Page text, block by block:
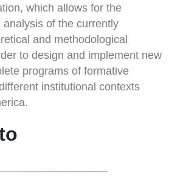
which allows for the
of the currently
and methodological
to design and implement new
programs of formative
institutional contexts